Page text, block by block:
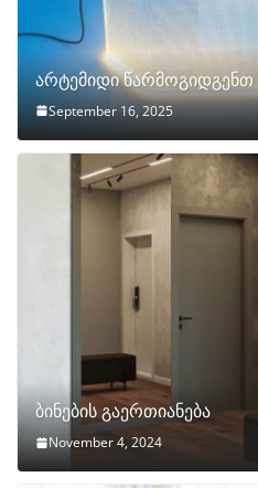
არტემიდი წარმოგიდგენთ
September 16, 2025
ბინების გაერთიანება
November 4, 2024